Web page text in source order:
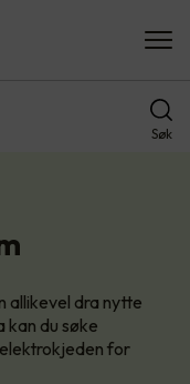
Søk
allikevel dra nytte
du søke
for